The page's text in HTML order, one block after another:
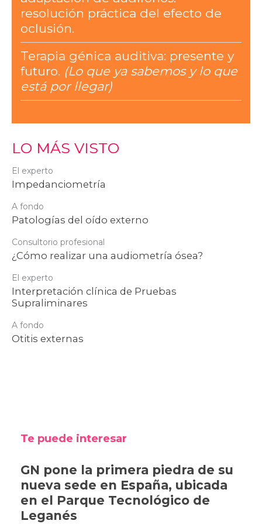
resolución práctica del efecto de
oclusión.
Terapia génica auditiva: presente y
futuro. (Lo que ya sabemos y lo que
está por llegar)
LO MÁS VISTO
El experto
Impedanciometría
A fondo
Patologías del oído externo
Consultorio profesional
¿Cómo realizar una audiometría ósea?
El experto
Interpretación clínica de Pruebas
Supraliminares
A fondo
Otitis externas
Te puede interesar
GN pone la primera piedra de su
nueva sede en España, ubicada
en el Parque Tecnológico de
Leganés